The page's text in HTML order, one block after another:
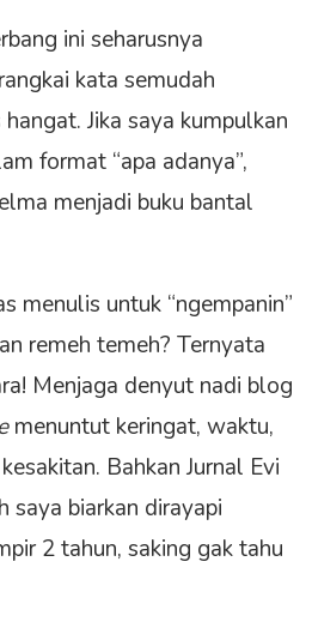
ini seharusnya
kata semudah
Jika saya kumpulkan
format “apa adanya”,
menjadi buku bantal
menulis untuk “ngempanin”
remeh temeh? Ternyata
Menjaga denyut nadi blog
menuntut keringat, waktu,
Bahkan Jurnal Evi
saya biarkan dirayapi
2 tahun, saking gak tahu